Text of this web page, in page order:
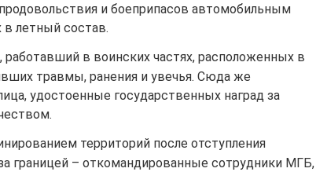
и боеприпасов автомобильным
летный состав.
в воинских частях, расположенных в
травмы, ранения и увечья. Сюда же
удостоенные государственных наград за
территорий после отступления
границей – откомандированные сотрудники МГБ,